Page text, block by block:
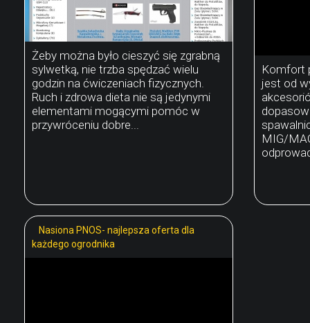
Żeby można było cieszyć się zgrabną
sylwetką, nie trzba spędzać wielu
godzin na ćwiczeniach fizycznych.
Ruch i zdrowa dieta nie są jedynymi
elementami mogącymi pomóc w
przywróceniu dobre...
Komfort
jest od
MIG/
Nasiona PNOS- najlepsza oferta dla
każdego ogrodnika